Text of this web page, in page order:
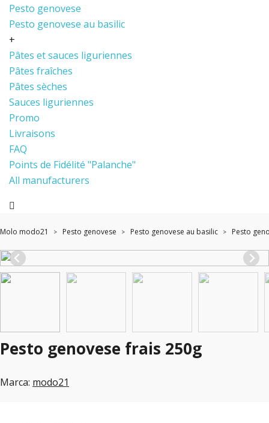
Pesto genovese
Pesto genovese au basilic
+
Pâtes et sauces liguriennes
Pâtes fraîches
Pâtes sèches
Sauces liguriennes
Promo
Livraisons
FAQ
Points de Fidélité "Palanche"
All manufacturers
Molo modo21 Pesto genovese Pesto genovese au basilic Pesto
Pesto genovese frais 250g
Marca: modo21